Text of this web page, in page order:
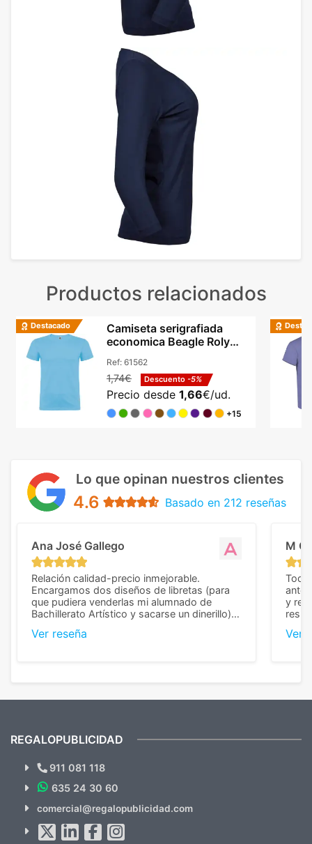
Productos relacionados
Destacado
Camiseta serigrafiada
economica Beagle Roly
Ref: 61562
1,74€ Descuento -5%
Precio desde 1,66€/ud.
+15
Lo que opinan nuestros clientes
4.6 Basado en 212 reseñas
Ana José Gallego
Relación calidad-precio inmejorable.
Encargamos dos diseños de libretas (para
que pudiera venderlas mi alumnado de
Bachillerato Artístico y sacarse un dinerillo) y
diferencia, con libretas de muy buena calidad
Ver reseña
M C
Todo
y
Ver
¿Quieres ver nuestras últimas
Novedades y Ofertas?
hacemos Spam)
REGALOPUBLICIDAD
911 081 118
635 24 30 60
comercial@regalopublicidad.com